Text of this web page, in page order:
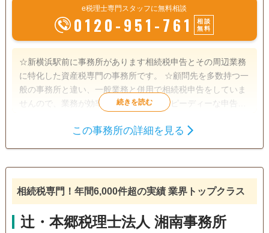
e税理士専門スタッフに無料相談
0120-951-761
相談
無料
☆新横浜駅前に事務所があります相続税申告とその周辺業務
に特化した資産税専門の事務所です。 ☆顧問先を多数持つ一
般の事務所と違い、一般業務と併用で相続税申告をしていま
せんので、業務が効率化されており、スピーディーな申告を
有しますので、土地評価の見立てだけでなく、金融・保険の
ます。 ☆税務調査対策に有効といわれている書面添付制度に
で、ご要望に沿った申告ができます。 ☆令和5年には相鉄線
が新横浜に乗り入れ東横線とも接続しますので、より一層便
生前贈与
戸籍収集 相続税対策 相続人調査
電話相談可 訪問可 土日相談可 初回相談無料
18時以降相談可 オンライン面談可 事務所面談可
この事務所の詳細を見る
相続税専門！年間6,000件超の実績 業界トップクラス
辻・本郷税理士法人 湘南事務所